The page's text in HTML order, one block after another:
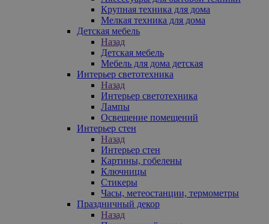
Крупная техника для дома
Мелкая техника для дома
Детская мебель
Назад
Детская мебель
Мебель для дома детская
Интерьер светотехника
Назад
Интерьер светотехника
Лампы
Освещение помещений
Интерьер стен
Назад
Интерьер стен
Картины, гобелены
Ключницы
Стикеры
Часы, метеостанции, термометры
Праздничный декор
Назад